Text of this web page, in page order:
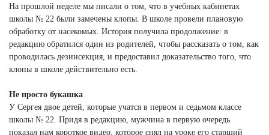
На прошлой неделе мы писали о том, что в учебных кабинетах
школы № 22 были замечены клопы. В школе провели плановую
обработку от насекомых. История получила продолжение: в
редакцию обратился один из родителей, чтобы рассказать о том, как
проводилась дезинсекция, и предоставил доказательство того, что
клопы в школе действительно есть.
Не просто букашка
У Сергея двое детей, которые учатся в первом и седьмом классе
школы № 22. Придя в редакцию, мужчина в первую очередь
показал нам короткое видео, которое снял на уроке его старший